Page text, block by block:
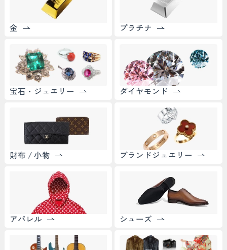
金 プラチナ
宝石・ジュエリー ダイヤモンド
財布 / 小物 ブランドジュエリー
アパレル シューズ